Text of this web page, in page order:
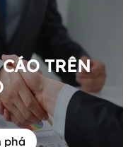
TRÊN
phá